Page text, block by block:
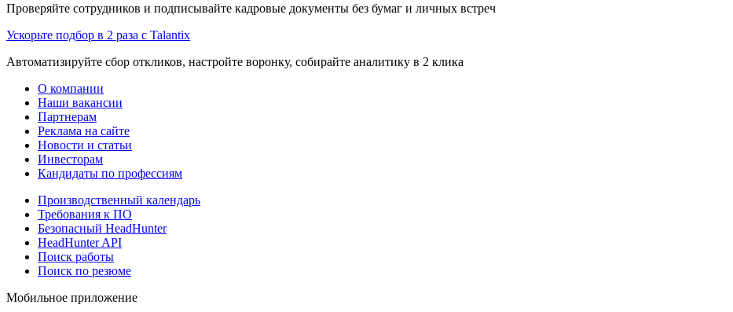
Проверяйте сотрудников и подписывайте кадровые документы без бумаг и личных встреч
Ускорьте подбор в 2 раза с Talantix
Автоматизируйте сбор откликов, настройте воронку, собирайте аналитику в 2 клика
О компании
Наши вакансии
Партнерам
Реклама на сайте
Новости и статьи
Инвесторам
Кандидаты по профессиям
Производственный календарь
Требования к ПО
Безопасный HeadHunter
HeadHunter API
Поиск работы
Поиск по резюме
Мобильное приложение